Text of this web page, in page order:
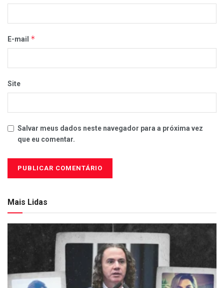
E-mail *
Site
Salvar meus dados neste navegador para a próxima vez
que eu comentar.
Mais Lidas